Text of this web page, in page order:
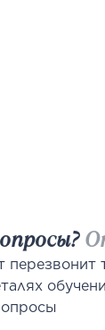
перезвонит